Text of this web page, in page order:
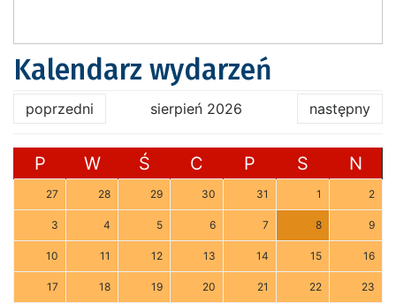
Kalendarz wydarzeń
poprzedni sierpień 2026 następny
P W Ś C P S N
27 28 29 30 31 1 2
3 4 5 6 7 8 9
10 11 12 13 14 15 16
17 18 19 20 21 22 23